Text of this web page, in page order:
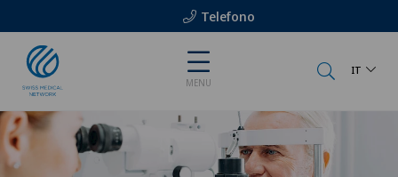
Telefono
MENU
IT